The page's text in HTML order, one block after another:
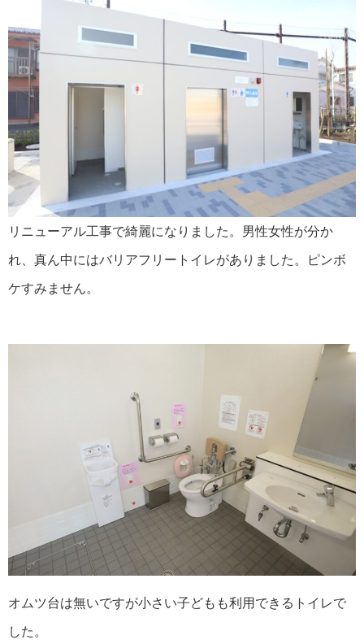
リニューアル工事で綺麗になりました。男性女性が分か
れ、真ん中にはバリアフリートイレがありました。ピンボ
ケすみません。
オムツ台は無いですが小さい子どもも利用できるトイレで
した。